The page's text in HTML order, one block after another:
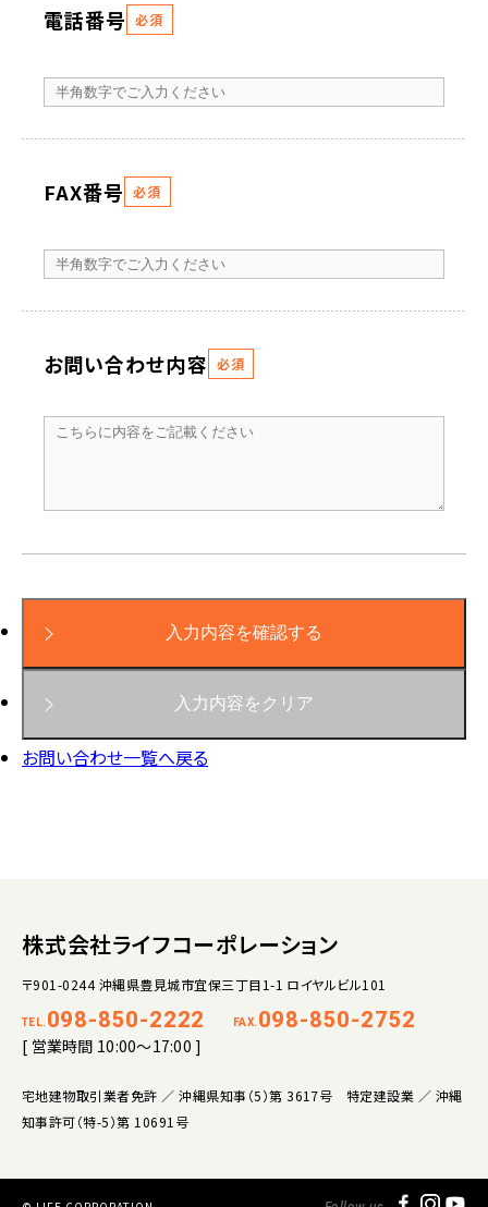
電話番号 必須
FAX番号 必須
お問い合わせ内容 必須
お問い合わせ一覧へ戻る
株式会社ライフコーポレーション
〒901-0244 沖縄県豊見城市宜保三丁目1-1 ロイヤルビル101
TEL. 098-850-2222 FAX. 098-850-2752
[ 営業時間 10:00～17:00 ]
宅地建物取引業者免許 ／ 沖縄県知事（5）第 3617号 特定建設業 ／ 沖縄
知事許可（特-5）第 10691号